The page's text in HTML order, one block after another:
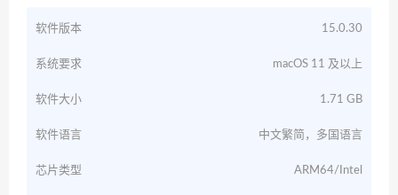
软件版本 15.0.30
系统要求 macOS 11 及以上
软件大小 1.71 GB
软件语言 中文繁简，多国语言
芯片类型 ARM64/Intel